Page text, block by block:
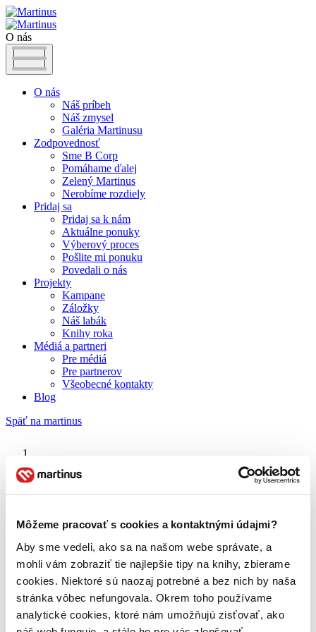
Môžeme pracovať s cookies a kontaktnými údajmi?
Aby sme vedeli, ako sa na našom webe správate, a
mohli vám zobraziť tie najlepšie tipy na knihy, zbierame
cookies. Niektoré sú naozaj potrebné a bez nich by naša
stránka vôbec nefungovala. Okrem toho používame
analytické cookies, ktoré nám umožňujú zisťovať, ako
O nás
O nás
Náš príbeh
Náš zmysel
Galéria Martinusu
Zodpovednosť
Sme B Corp
Pomáhame ďalej
Zelený Martinus
Nerobíme rozdiely
Pridaj sa
Pridaj sa k nám
Aktuálne ponuky
Výberový proces
Pošlite mi ponuku
Povedali o nás
Projekty
Kampane
Záložky
Náš labák
Knihy roka
Médiá a partneri
Pre médiá
Pre partnerov
Všeobecné kontakty
Blog
Späť na martinus
Hana Gregorová
O nás
Náš príbeh
Galéria Martinusu
Zodpovednosť
Sme B Corp